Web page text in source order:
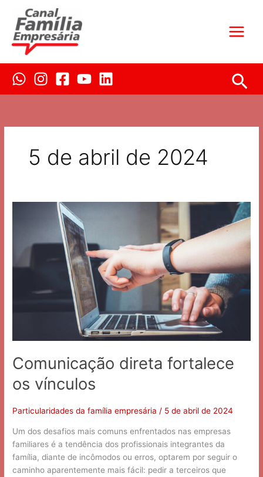
conteúdo
5 de abril de 2024
Comunicação direta fortalece
os vínculos
Particularidades da família empresária / 5 de abril de 2024
Um dos desafios mais comuns enfrentados nas empresas
familiares é a tendência dos profissionais integrantes da
família, diante de incômodos ou erros, optarem por seguir o
caminho aparentemente mais fácil: pedir a terceiros que
Comunicação